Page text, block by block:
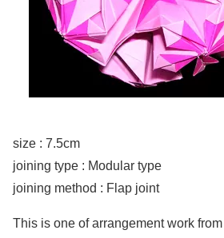
size : 7.5cm
joining type : Modular type
joining method : Flap joint
This is one of arrangement work from